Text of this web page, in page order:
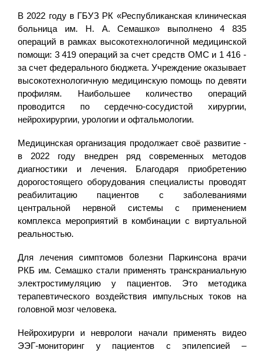
В 2022 году в ГБУЗ РК «Республиканская клиническая
больница им. Н. А. Семашко» выполнено 4 835
операций в рамках высокотехнологичной медицинской
помощи: 3 419 операций за счет средств ОМС и 1 416 -
за счет федерального бюджета. Учреждение оказывает
высокотехнологичную медицинскую помощь по девяти
профилям. Наибольшее количество операций
проводится по сердечно-сосудистой хирургии,
нейрохирургии, урологии и офтальмологии.
Медицинская организация продолжает своё развитие -
в 2022 году внедрен ряд современных методов
диагностики и лечения. Благодаря приобретению
дорогостоящего оборудования специалисты проводят
реабилитацию пациентов с заболеваниями
центральной нервной системы с применением
комплекса мероприятий в комбинации с виртуальной
реальностью.
Для лечения симптомов болезни Паркинсона врачи
РКБ им. Семашко стали применять транскраниальную
электростимуляцию у пациентов. Это методика
терапевтического воздействия импульсных токов на
головной мозг человека.
Нейрохирурги и неврологи начали применять видео
ЭЭГ-мониторинг у пациентов с эпилепсией –